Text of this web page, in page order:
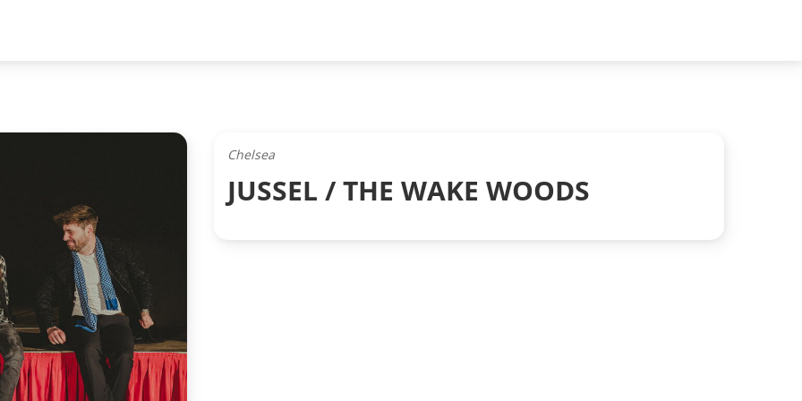
Chelsea
JUSSEL / THE WAKE WOODS